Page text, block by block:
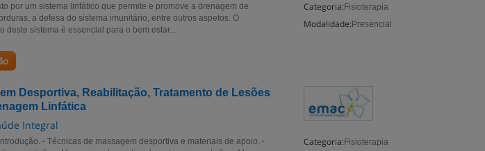
Categoria: Fisioterapia
Modalidade: Presencial
por um sistema linfático que permite e promove a drenagem de
a defesa do sistema imunitário, entre outros aspetos. O
deste sistema é essencial para o bem estar...
Desportiva, Reabilitação, Tratamento de Lesões
Linfática
Integral
Categoria: Fisioterapia
- Técnicas de massagem desportiva e materiais de apoio. -